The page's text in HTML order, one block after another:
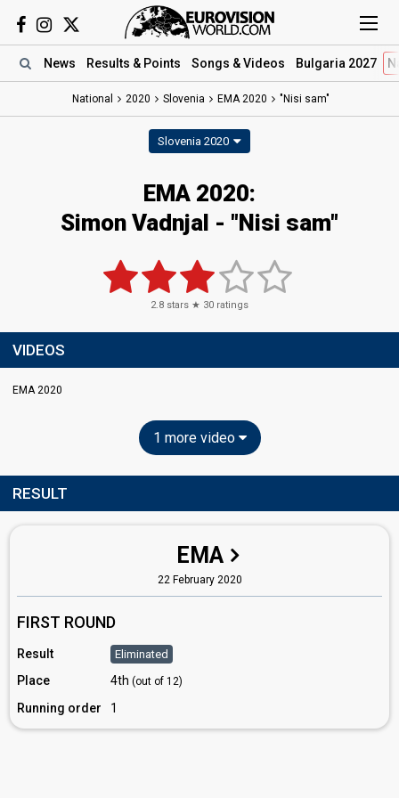
News Results & Points Songs & Videos Bulgaria 2027
National 2020 Slovenia EMA 2020 "Nisi sam"
Slovenia 2020
EMA 2020:
Simon Vadnjal - "Nisi sam"
2.8 stars ★ 30 ratings
VIDEOS
EMA 2020
1 more video
RESULT
EMA
22 February 2020
FIRST ROUND
Result Eliminated
Place 4th (out of 12)
Running order 1